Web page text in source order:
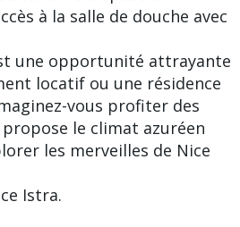
à la salle de douche avec
une opportunité attrayante
locatif ou une résidence
vous profiter des
le climat azuréen
les merveilles de Nice
Istra.